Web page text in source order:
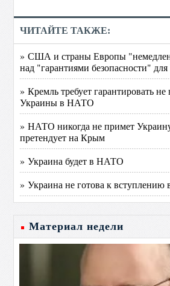
ЧИТАЙТЕ ТАКЖЕ:
» США и страны Европы
над "гарантиями безопасности"
» Кремль требует гарантировать не
Украины в НАТО
» НАТО никогда не примет
претендует на Крым
» Украина будет в НАТО
» Украина не готова к
Материал недели